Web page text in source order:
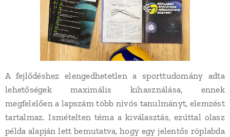
A fejlődéshez elengedhetetlen a sporttudomány adta
lehetőségek maximális kihasználása, ennek
megfelelően a lapszám több nívós tanulmányt, elemzést
tartalmaz. Ismételten téma a kiválasztás, ezúttal olasz
példa alapján lett bemutatva, hogy egy jelentős röplabda